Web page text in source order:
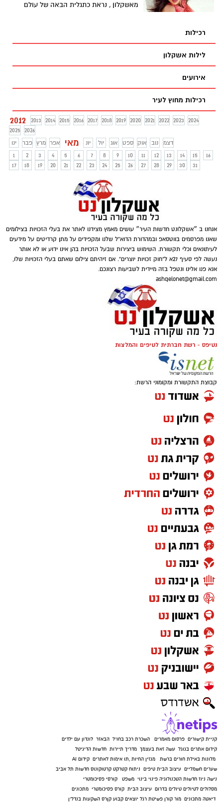
מאשקלון , נראת כתגלית הבאה של עולם
רכילות
לילות אשקלון
אירועים
רכילות מחוץ לעיר
2012 2013 2014 2015 2016 2017 2018 2019 2020 2021 2022 2023
2024
2025
2026
ינו
פבר מרץ אפר מאי יונ יול אוג ספט אוק נוב
דצמ
1
2 3 4 5 6 7 8 9 10 11 12 13 14 15
16
17
18 19 20 21 22 23 24 25 26 27 28 29 30 31
אנחנו ב ״אשקלונט חדשות העיר״ עושים מאמץ מצידנו לאתר את בעלי הזכויות בצילומים
שאנו מפרסמים בווטסאפ ובמהדורת הדוא"ל שלנו ומקפידים על מתן קרדיטים על מידעים
לעיתונאים וכלי תקשורת. השימוש ביצירות שבעל הזכויות בהן אינו ידוע או לא אותר
נעשה לפי סעיף 27א ל"חוק זכויות יוצרים". אם זיהיתם צילום שאתם בעלי הזכויות שלו,
אנא פנו אלינו ונטפל בזה מיידית לשביעות רצונכם.
ashqelonet@gmail.com
נטיפס - רשת חברתית לטיפים והמלצות
קבוצת התקשורת ומקומוני הרשת:
קניית קישורים פרסום מאמרים השכרת רכב בחו"ל הבאזר לונדון עם ילדים
קידום אתרים בגוגל עשה זאת בעצמך מדריך תיירות חדשות הדיגיטל
מלונות באילת חורים ברשת מגזין החיות ,תו אימות לאתרים קידום AI
שערים חשמליים עיצוב הבית טיפים ניתוח קטרקט קרטוקונוס חדשות תל אביב
נישה ניוז חדשות הטכנולוגיה פינוי בינוי משפט
קורסי פסיכומטרי
מסלולים לטיולים טיולים בדרום עיצוב הבית קורס פסיכומטרי מתכונים
דיאטה מתכונים מור קורן פשיטת רגל יוצאים קבוע קןרס השקעות בנדל"ן